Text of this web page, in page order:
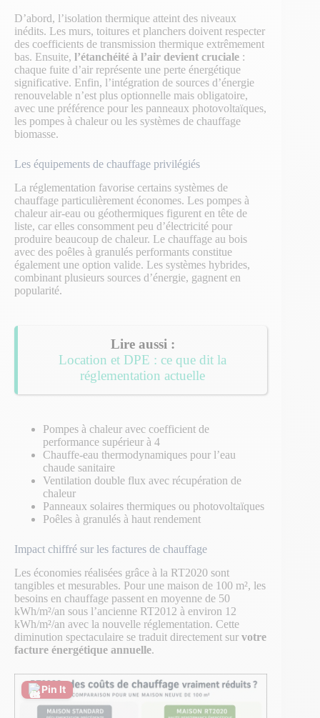
D’abord, l’isolation thermique atteint des niveaux
inédits. Les murs, toitures et planchers doivent respecter
des coefficients de transmission thermique extrêmement
bas. Ensuite, l’étanchéité à l’air devient cruciale :
chaque fuite d’air représente une perte énergétique
significative. Enfin, l’intégration de sources d’énergie
renouvelable n’est plus optionnelle mais obligatoire,
avec une préférence pour les panneaux photovoltaïques,
les pompes à chaleur ou les systèmes de chauffage
biomasse.
Les équipements de chauffage privilégiés
La réglementation favorise certains systèmes de
chauffage particulièrement économes. Les pompes à
chaleur air-eau ou géothermiques figurent en tête de
liste, car elles consomment peu d’électricité pour
produire beaucoup de chaleur. Le chauffage au bois
avec des poêles à granulés performants constitue
également une option valide. Les systèmes hybrides,
combinant plusieurs sources d’énergie, gagnent en
popularité.
Location et DPE : ce que dit la
réglementation actuelle
Pompes à chaleur avec coefficient de
performance supérieur à 4
Chauffe-eau thermodynamiques pour l’eau
chaude sanitaire
Ventilation double flux avec récupération de
chaleur
Panneaux solaires thermiques ou photovoltaïques
Poêles à granulés à haut rendement
Impact chiffré sur les factures de chauffage
Les économies réalisées grâce à la RT2020 sont
tangibles et mesurables. Pour une maison de 100 m², les
besoins en chauffage passent en moyenne de 50
kWh/m²/an sous l’ancienne RT2012 à environ 12
kWh/m²/an avec la nouvelle réglementation. Cette
diminution spectaculaire se traduit directement sur votre
facture énergétique annuelle.
Pin It